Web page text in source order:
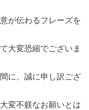
が伝わるフレーズを
大変恐縮でございま
に、誠に申し訳ござ
変不躾なお願いとは